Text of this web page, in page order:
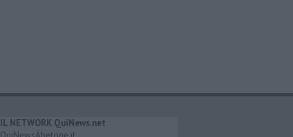
IL NETWORK QuiNews.net